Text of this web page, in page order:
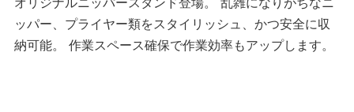
ッパー、プライヤー類をスタイリッシュ、かつ安全に収
納可能。 作業スペース確保で作業効率もアップします。